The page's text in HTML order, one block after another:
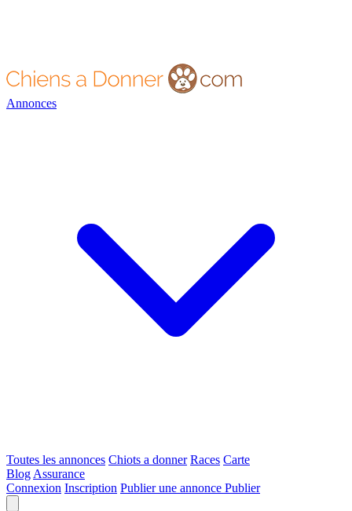
Annonces
Toutes les annonces Chiots a donner Races Carte
Blog Assurance
Connexion Inscription Publier une annonce Publier